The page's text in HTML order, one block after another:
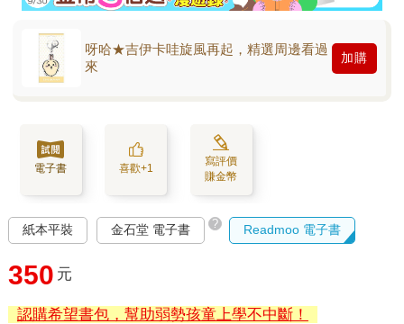
呀哈★吉伊卡哇旋風再起，精選周邊看過
來
加購
電子書 喜歡+1
寫評價
賺金幣
紙本平裝 金石堂 電子書 ? Readmoo 電子書
350 元
認購希望書包，幫助弱勢孩童上學不中斷！